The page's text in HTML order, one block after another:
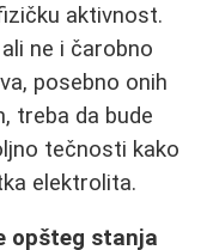
aktivnost.
ne i čarobno
posebno onih
treba da bude
tečnosti kako
elektrolita.
opšteg stanja